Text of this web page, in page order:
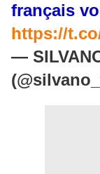
français
https://
—